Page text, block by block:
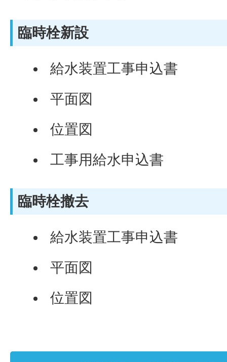
臨時栓新設
給水装置工事申込書
平面図
位置図
工事用給水申込書
臨時栓撤去
給水装置工事申込書
平面図
位置図